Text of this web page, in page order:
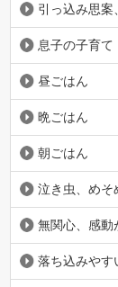
引っ込み思案
息子の子育て
昼ごはん
晩ごはん
朝ごはん
泣き虫、めそ
無関心、感動
落ち込みやす